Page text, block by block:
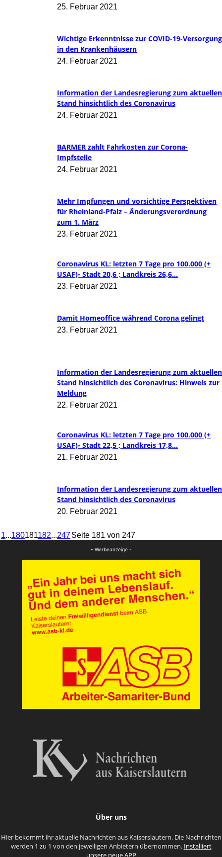
25. Februar 2021
Wichtige Erkenntnisse zur COVID-19-Versorgung
in den Kranken­häusern
24. Februar 2021
Information der Landesregierung zum aktuellen
Stand hinsichtlich des Coronavirus
24. Februar 2021
BARMER zahlt Fahrkosten zur Corona-
Impfstelle
24. Februar 2021
Mehr Impfungen und vorsichtige Perspektiven
für Rheinland-Pfalz – Änderungsverordnung
zum 1. März
23. Februar 2021
Coronavirus KL: letzten 7 Tage pro 100.000 (+
USAF)- Stadt 20,6 ; Landkreis 26,6...
23. Februar 2021
Damit Homeoffice während Corona gelingt
23. Februar 2021
Information der Landesregierung zum aktuellen
Stand hinsichtlich des Coronavirus: Hinweis zur
Meldung
22. Februar 2021
Coronavirus KL: letzten 7 Tage pro 100.000 (+
USAF)- Stadt 22,5 ; Landkreis 17,8...
21. Februar 2021
Information der Landesregierung zum aktuellen
Stand hinsichtlich des Coronavirus
20. Februar 2021
1...180181182...247Seite 181 von 247
- Werbeanzeige -
Über uns
Hier bekommt ihr aktuelle Nachrichten aus Kaiserslautern. Die Nachrichten
werden 1 zu 1 von den jeweiligen Anbietern übernommen. Installiert
unsere neue APP